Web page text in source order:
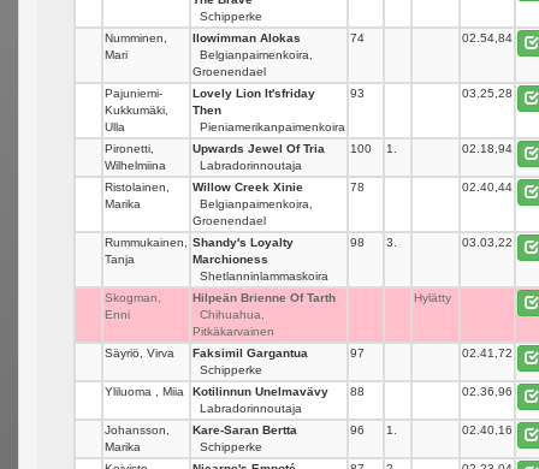
Schipperke
Numminen,
Mari
Ilowimman Alokas
Belgianpaimenkoira,
Groenendael
74 02.54,84
Pajuniemi-
Kukkumäki,
Ulla
Lovely Lion It'sfriday
Then
Pieniamerikanpaimenkoira
93 03.25,28
Pironetti,
Wilhelmiina
Upwards Jewel Of Tria
Labradorinnoutaja
100 1. 02.18,94
Ristolainen,
Marika
Willow Creek Xinie
Belgianpaimenkoira,
Groenendael
78 02.40,44
Rummukainen,
Tanja
Shandy's Loyalty
Marchioness
Shetlanninlammaskoira
98 3. 03.03,22
Skogman,
Enni
Hilpeän Brienne Of Tarth
Chihuahua,
Pitkäkarvainen
Hylätty
Säyriö, Virva
Faksimil Gargantua
Schipperke
97 02.41,72
Yliluoma , Miia
Kotilinnun Unelmavävy
Labradorinnoutaja
88 02.36,96
Johansson,
Marika
Kare-Saran Bertta
Schipperke
96 1. 02.40,16